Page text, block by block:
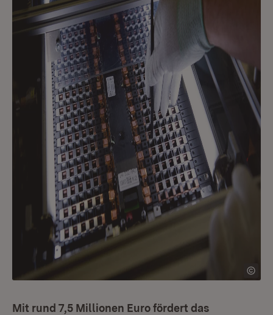
Mit rund 7,5 Millionen Euro fördert das